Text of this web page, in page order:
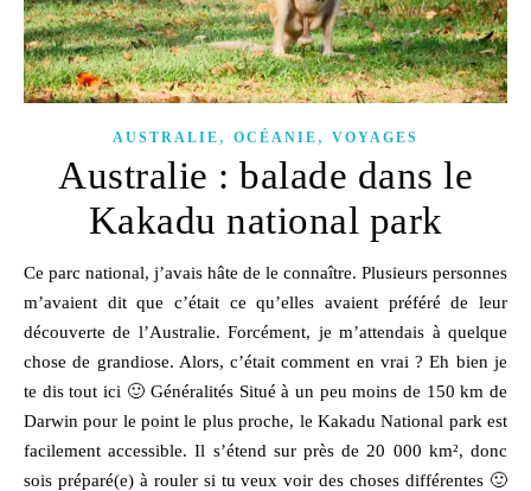
AUSTRALIE , OCÉANIE , VOYAGES
Australie : balade dans le
Kakadu national park
Ce parc national, j’avais hâte de le connaître. Plusieurs personnes
m’avaient dit que c’était ce qu’elles avaient préféré de leur
découverte de l’Australie. Forcément, je m’attendais à quelque
chose de grandiose. Alors, c’était comment en vrai ? Eh bien je
te dis tout ici 🙂 Généralités Situé à un peu moins de 150 km de
Darwin pour le point le plus proche, le Kakadu National park est
facilement accessible. Il s’étend sur près de 20 000 km², donc
sois préparé(e) à rouler si tu veux voir des choses différentes 🙂